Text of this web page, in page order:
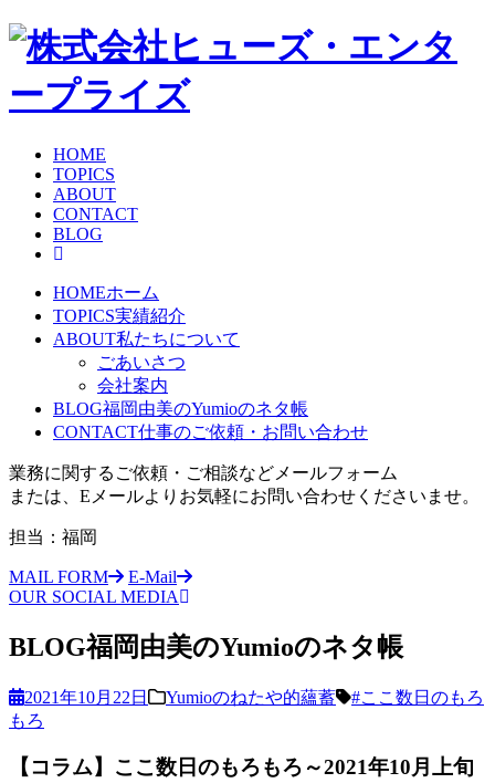
HOME
TOPICS
ABOUT
CONTACT
BLOG
HOMEホーム
TOPICS実績紹介
ABOUT私たちについて
ごあいさつ
会社案内
BLOG福岡由美のYumioのネタ帳
CONTACT仕事のご依頼・お問い合わせ
業務に関するご依頼・ご相談などメールフォーム
または、Eメールよりお気軽にお問い合わせくださいませ。
担当：福岡
MAIL FORM
E-Mail
OUR SOCIAL MEDIA
BLOG福岡由美のYumioのネタ帳
2021年10月22日 Yumioのねたや的蘊蓄
#ここ数日のもろ
もろ
【コラム】ここ数日のもろもろ～2021年10月上旬